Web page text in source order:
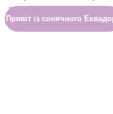
Привіт із сонячного